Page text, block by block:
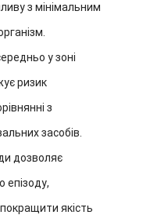
з мінімальним
у зоні
ризик
з
засобів.
дозволяє
епізоду,
якість